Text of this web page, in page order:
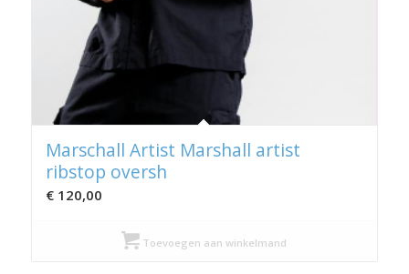
Marschall Artist Marshall artist
ribstop oversh
€120,00
Toevoegen aan winkelmand